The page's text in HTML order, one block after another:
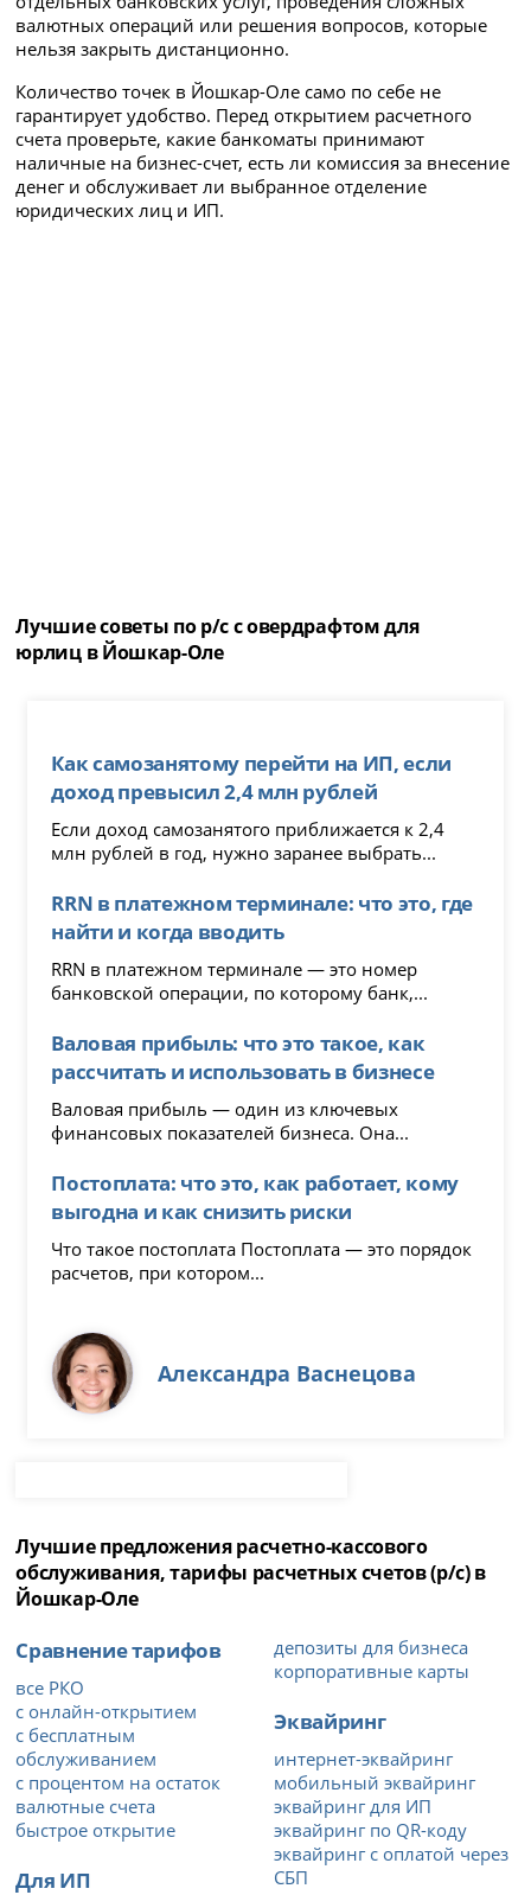
валютных операций или решения вопросов, которые
нельзя закрыть дистанционно.
Количество точек в Йошкар-Оле само по себе не
гарантирует удобство. Перед открытием расчетного
счета проверьте, какие банкоматы принимают
наличные на бизнес-счет, есть ли комиссия за внесение
денег и обслуживает ли выбранное отделение
юридических лиц и ИП.
Лучшие советы по р/c с овердрафтом для
юрлиц в Йошкар-Оле
Как самозанятому перейти на ИП, если
доход превысил 2,4 млн рублей
Если доход самозанятого приближается к 2,4
млн рублей в год, нужно заранее выбрать...
RRN в платежном терминале: что это, где
найти и когда вводить
RRN в платежном терминале — это номер
банковской операции, по которому банк,...
Валовая прибыль: что это такое, как
рассчитать и использовать в бизнесе
Валовая прибыль — один из ключевых
финансовых показателей бизнеса. Она...
Постоплата: что это, как работает, кому
выгодна и как снизить риски
Что такое постоплата Постоплата — это порядок
расчетов, при котором...
Александра Васнецова
Лучшие предложения расчетно-кассового
обслуживания, тарифы расчетных счетов (р/с) в
Йошкар-Оле
Сравнение тарифов
все РКО
с онлайн-открытием
с бесплатным
обслуживанием
с процентом на остаток
валютные счета
быстрое открытие
Для ИП
депозиты для бизнеса
корпоративные карты
Эквайринг
интернет-эквайринг
мобильный эквайринг
эквайринг для ИП
эквайринг по QR-коду
эквайринг с оплатой через
СБП